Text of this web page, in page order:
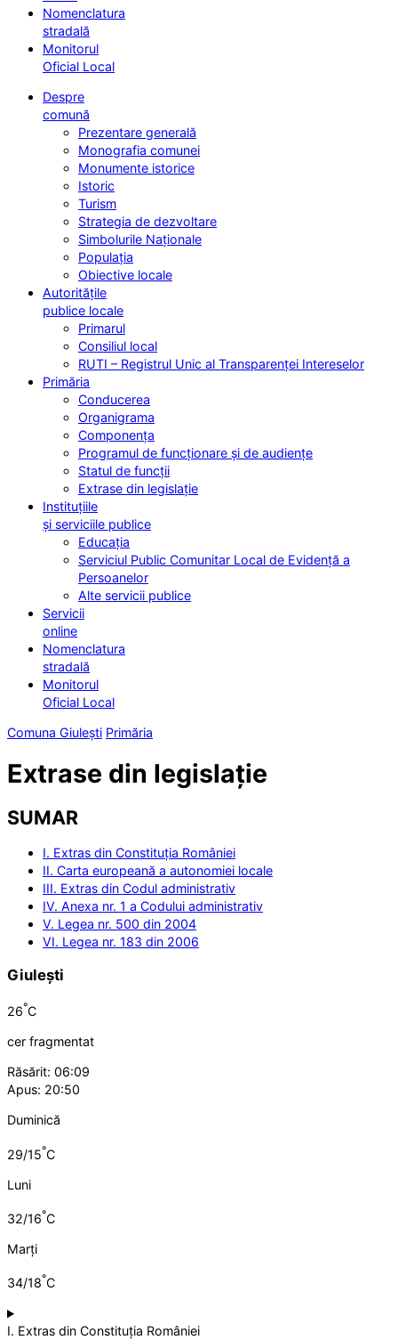
Nomenclatura
stradală
Monitorul
Oficial Local
Despre
comună
Prezentare generală
Monografia comunei
Monumente istorice
Istoric
Turism
Strategia de dezvoltare
Simbolurile Naționale
Populația
Obiective locale
Autoritățile
publice locale
Primarul
Consiliul local
RUTI – Registrul Unic al Transparenței Intereselor
Primăria
Conducerea
Organigrama
Componența
Programul de funcționare și de audiențe
Statul de funcții
Extrase din legislație
Instituțiile
și serviciile publice
Educația
Serviciul Public Comunitar Local de Evidență a
Persoanelor
Alte servicii publice
Servicii
online
Nomenclatura
stradală
Monitorul
Oficial Local
Comuna Giulești Primăria
Extrase din legislație
SUMAR
I. Extras din Constituția României
II. Carta europeană a autonomiei locale
III. Extras din Codul administrativ
IV. Anexa nr. 1 a Codului administrativ
V. Legea nr. 500 din 2004
VI. Legea nr. 183 din 2006
Giulești
26°C
cer fragmentat
Răsărit: 06:09
Apus: 20:50
Duminică
29/15°C
Luni
32/16°C
Marți
34/18°C
I. Extras din Constituția României